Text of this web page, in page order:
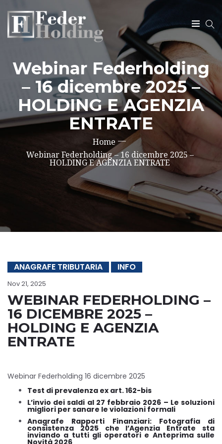
SEARCH
Webinar Federholding
– 16 dicembre 2025 –
HOLDING E AGENZIA
ENTRATE
Home
Webinar Federholding – 16 dicembre 2025 –
HOLDING E AGENZIA ENTRATE
ANAGRAFE TRIBUTARIA INFO
Nov 21, 2025
WEBINAR FEDERHOLDING –
16 DICEMBRE 2025 –
HOLDING E AGENZIA
ENTRATE
Webinar Federholding 16 dicembre 2025
Test di prevalenza ex art. 162-bis
L’invio dei saldi al 27 febbraio 2026 – Le soluzioni
migliori per sanare le violazioni formali
Anagrafe Rapporti Finanziari: Fotografia di
consistenza 2025 che l’Agenzia Entrate sta
inviando a tutti gli operatori e Anteprima sulle
Novità 2026